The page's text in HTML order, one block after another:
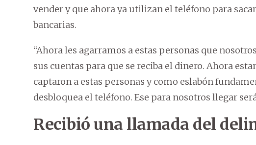
vender y que ahora ya utilizan el teléfono para
bancarias.
“Ahora les agarramos a estas personas que
sus cuentas para que se reciba el dinero. Ahora
captaron a estas personas y como eslabón
desbloquea el teléfono. Ese para nosotros llegar
Recibió una llamada del